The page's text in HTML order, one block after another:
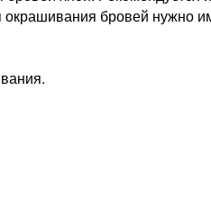
бровей нужно